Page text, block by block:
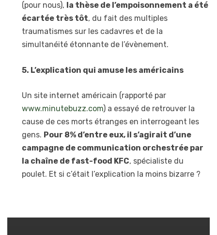
(pour nous), la thèse de l’empoisonnement a été
écartée très tôt, du fait des multiples
traumatismes sur les cadavres et de la
simultanéité étonnante de l’évènement.
5. L’explication qui amuse les américains
Un site internet américain (rapporté par
www.minutebuzz.com) a essayé de retrouver la
cause de ces morts étranges en interrogeant les
gens. Pour 8% d’entre eux, il s’agirait d’une
campagne de communication orchestrée par
la chaîne de fast-food KFC, spécialiste du
poulet. Et si c’était l’explication la moins bizarre ?